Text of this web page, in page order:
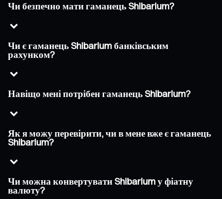
Чи безпечно мати гаманець Shibarium?
Чи є гаманець Shibarium банківським
рахунком?
Навіщо мені потрібен гаманець Shibarium?
Як я можу перевірити, чи в мене вже є гаманець
Shibarium?
Чи можна конвертувати Shibarium у фіатну
валюту?